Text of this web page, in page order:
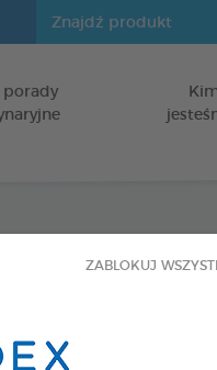
ZABLOKUJ
porady
gryzienia